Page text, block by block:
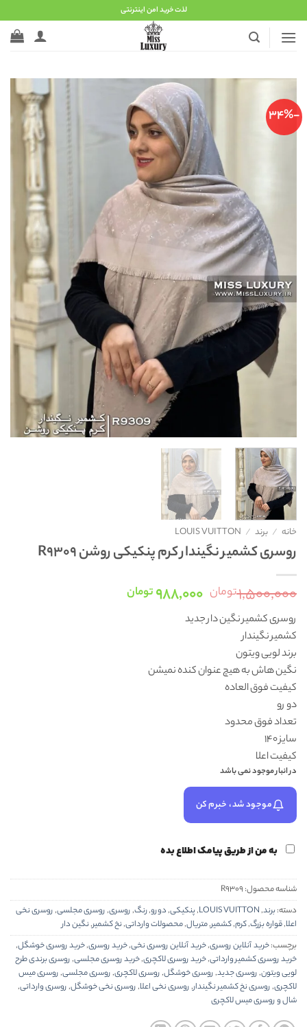
to
content
لذت خرید امن اینترنتی
-34%
خانه / برند /
LOUIS VUITTON
روسری کشمیر نگیندار کرم پنکیکی روشن R9309
۱,۵۰۰,۰۰۰تومان قیمت
اصلی:
۹۸۸,۰۰۰تومانقیمت
روسری کشمیر نگین دار جدید
کشمیر نگیندار
برند لویی ویتون
نگین هاش به هیچ عنوان کنده نمیشن
کیفیت فوق العاده
دو رو
تعداد فوق محدود
سایز 140
کیفیت اعلا
در انبار موجود نمی باشد
موجود شد، خبرم کن
به من از طریق پیامک اطلاع بده
شناسه محصول: R9309
دسته:برند,
LOUIS VUITTON
,پنکیکی,دورو,رنگ,روسری,روسری مجلسی,روسری نخی
اعلا,قواره بزرگ,کرم,کشمیر,متریال,محصولات وارداتی,نخ کشمیر,نگین دار
برچسب:خرید آنلاین روسری,خرید آنلاین روسری نخی,خرید روسری,خرید روسری خوشگل,
خرید روسری کشمیر وارداتی,خرید روسری لاکچری,خرید روسری مجلسی,روسری برندی طرح
لویی ویتون,روسری جدید,روسری خوشگل,روسری لاکچری,روسری مجلسی,روسری میس
لاکچری,روسری نخ کشمیر نگیندار,روسری نخی اعلا,روسری نخی خوشگل,روسری وارداتی,
شال و روسری میس لاکچری